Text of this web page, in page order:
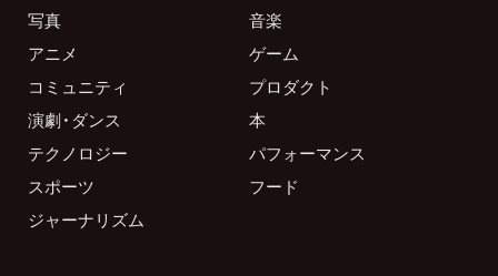
写真
音楽
アニメ
ゲーム
コミュニティ
プロダクト
演劇・ダンス
本
テクノロジー
パフォーマンス
スポーツ
フード
ジャーナリズム